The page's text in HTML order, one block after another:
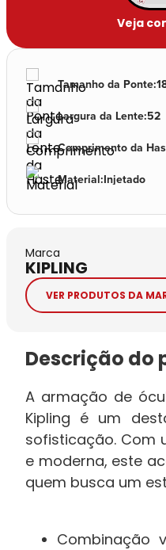
Veja
Tamanho da Ponte:
Largura da Lente:52
Comprimento da
Material:Injetado
Marca
KIPLING
VER PRODUTOS DA
Descrição do
A armação de
Kipling é um
sofisticação. Com
e moderna, este
quem busca um
Combinação